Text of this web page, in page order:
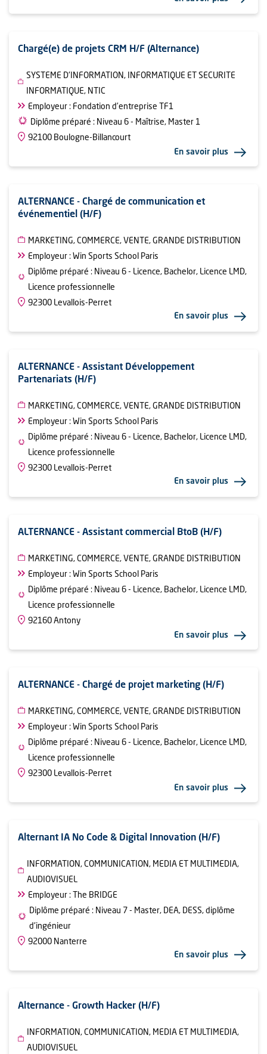
Chargé(e) de projets CRM H/F (Alternance)
SYSTEME D'INFORMATION, INFORMATIQUE ET SECURITE
INFORMATIQUE, NTIC
Employeur : Fondation d’entreprise TF1
Diplôme préparé : Niveau 6 - Maîtrise, Master 1
92100 Boulogne-Billancourt
En savoir plus
ALTERNANCE - Chargé de communication et
événementiel (H/F)
MARKETING, COMMERCE, VENTE, GRANDE DISTRIBUTION
Employeur : Win Sports School Paris
Diplôme préparé : Niveau 6 - Licence, Bachelor, Licence LMD,
Licence professionnelle
92300 Levallois-Perret
En savoir plus
ALTERNANCE - Assistant Développement
Partenariats (H/F)
MARKETING, COMMERCE, VENTE, GRANDE DISTRIBUTION
Employeur : Win Sports School Paris
Diplôme préparé : Niveau 6 - Licence, Bachelor, Licence LMD,
Licence professionnelle
92300 Levallois-Perret
En savoir plus
ALTERNANCE - Assistant commercial BtoB (H/F)
MARKETING, COMMERCE, VENTE, GRANDE DISTRIBUTION
Employeur : Win Sports School Paris
Diplôme préparé : Niveau 6 - Licence, Bachelor, Licence LMD,
Licence professionnelle
92160 Antony
En savoir plus
ALTERNANCE - Chargé de projet marketing (H/F)
MARKETING, COMMERCE, VENTE, GRANDE DISTRIBUTION
Employeur : Win Sports School Paris
Diplôme préparé : Niveau 6 - Licence, Bachelor, Licence LMD,
Licence professionnelle
92300 Levallois-Perret
En savoir plus
Alternant IA No Code & Digital Innovation (H/F)
INFORMATION, COMMUNICATION, MEDIA ET MULTIMEDIA,
AUDIOVISUEL
Employeur : The BRIDGE
Diplôme préparé : Niveau 7 - Master, DEA, DESS, diplôme
d'ingénieur
92000 Nanterre
En savoir plus
Alternance - Growth Hacker (H/F)
INFORMATION, COMMUNICATION, MEDIA ET MULTIMEDIA,
AUDIOVISUEL